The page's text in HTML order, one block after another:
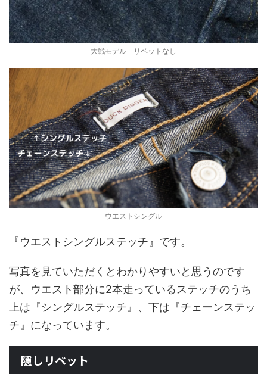
大戦モデル リベットなし
ウエストシングル
『ウエストシングルステッチ』です。
写真を見ていただくとわかりやすいと思うのです
が、ウエスト部分に2本走っているステッチのうち
上は『シングルステッチ』、下は『チェーンステッ
チ』になっています。
隠しリベット